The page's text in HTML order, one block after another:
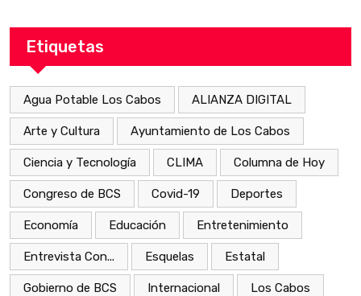
Etiquetas
Agua Potable Los Cabos ALIANZA DIGITAL
Arte y Cultura Ayuntamiento de Los Cabos
Ciencia y Tecnología CLIMA Columna de Hoy
Congreso de BCS Covid-19 Deportes
Economía Educación Entretenimiento
Entrevista Con... Esquelas Estatal
Gobierno de BCS Internacional Los Cabos